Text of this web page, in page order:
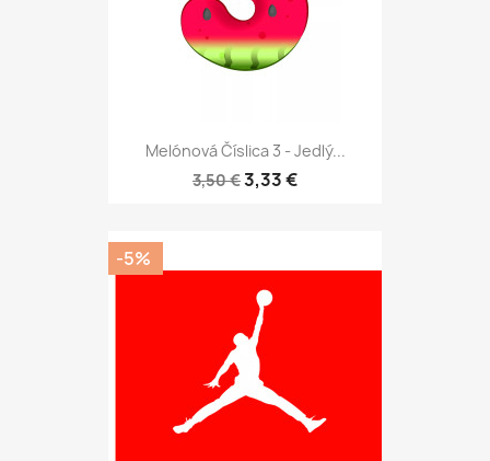
Melónová Číslica 3 - Jedlý...
3,50 €3,33 €
-5%